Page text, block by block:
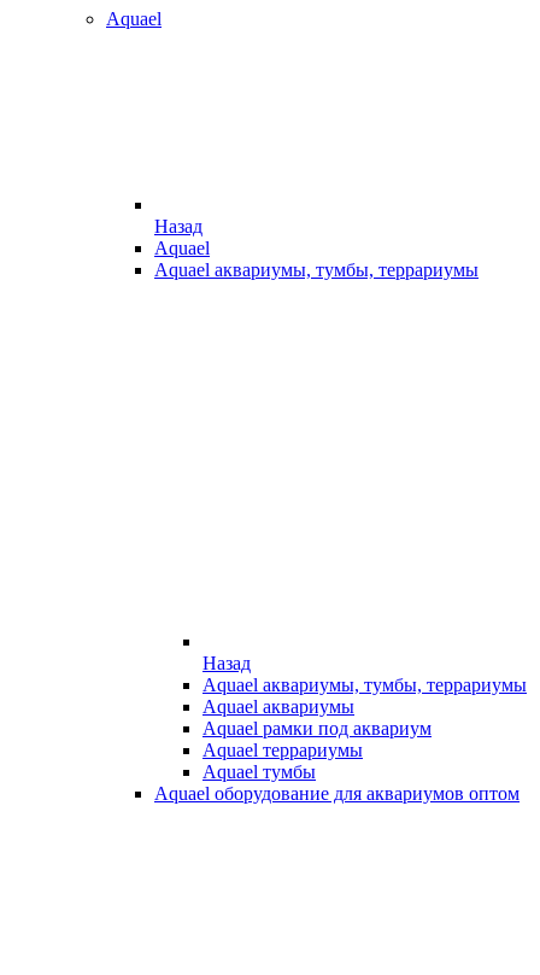
Aquael
Назад
Aquael
Aquael аквариумы, тумбы, террариумы
Назад
Aquael аквариумы, тумбы, террариумы
Aquael аквариумы
Aquael рамки под аквариум
Aquael террариумы
Aquael тумбы
Aquael оборудование для аквариумов оптом